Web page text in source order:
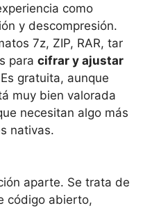
como
y descompresión.
7z, ZIP, RAR, tar
para cifrar y ajustar
gratuita, aunque
muy bien valorada
necesitan algo más
nativas.
aparte. Se trata de
código abierto,